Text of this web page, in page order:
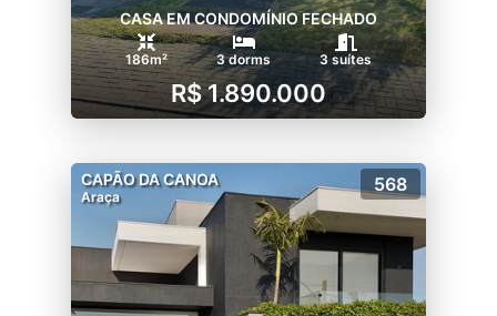
CASA EM CONDOMÍNIO FECHADO
186m² 3 dorms 3 suítes
R$ 1.890.000
CAPÃO DA CANOA
Araça
568